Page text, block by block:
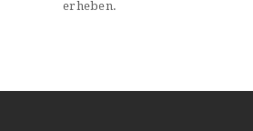
erheben.